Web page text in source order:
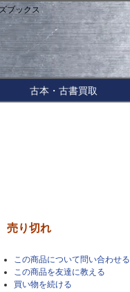
ブックス
古本・古書買取
売り切れ
この商品について問い合わせる
この商品を友達に教える
買い物を続ける